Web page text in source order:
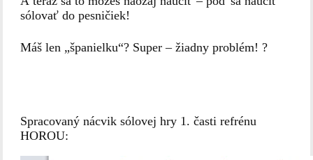
sólovať do pesničiek!
Máš len „španielku“? Super – žiadny problém! ?
Spracovaný nácvik sólovej hry 1. časti refrénu
HOROU: